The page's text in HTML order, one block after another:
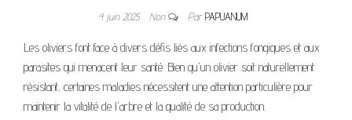
4 juin 2025 Non ParPAPUANUM
Les oliviers font face à divers défis liés aux infections fongiques et aux
parasites qui menacent leur santé. Bien qu'un olivier soit naturellement
résistant, certaines maladies nécessitent une attention particulière pour
maintenir la vitalité de l'arbre et la qualité de sa production.